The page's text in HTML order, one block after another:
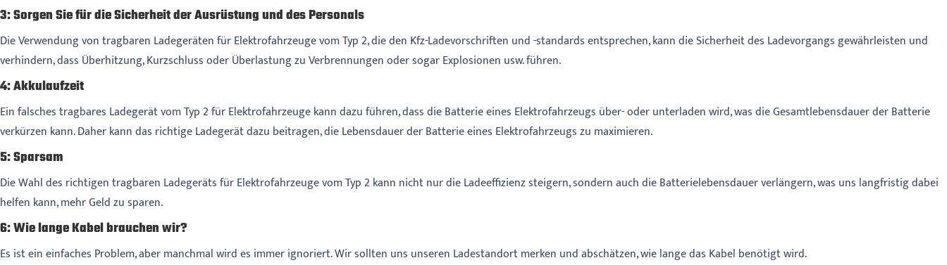
3: Sorgen Sie für die Sicherheit der Ausrüstung und des Personals
Die Verwendung von tragbaren Ladegeräten für Elektrofahrzeuge vom Typ 2, die den Kfz-Ladevorschriften und -standards entsprechen, kann die Sicherheit des Ladevorgangs gewährleisten und
verhindern, dass Überhitzung, Kurzschluss oder Überlastung zu Verbrennungen oder sogar Explosionen usw. führen.
4: Akkulaufzeit
Ein falsches tragbares Ladegerät vom Typ 2 für Elektrofahrzeuge kann dazu führen, dass die Batterie eines Elektrofahrzeugs über- oder unterladen wird, was die Gesamtlebensdauer der Batterie
verkürzen kann. Daher kann das richtige Ladegerät dazu beitragen, die Lebensdauer der Batterie eines Elektrofahrzeugs zu maximieren.
5: Sparsam
Die Wahl des richtigen tragbaren Ladegeräts für Elektrofahrzeuge vom Typ 2 kann nicht nur die Ladeeffizienz steigern, sondern auch die Batterielebensdauer verlängern, was uns langfristig dabei
helfen kann, mehr Geld zu sparen.
6: Wie lange Kabel brauchen wir?
Es ist ein einfaches Problem, aber manchmal wird es immer ignoriert. Wir sollten uns unseren Ladestandort merken und abschätzen, wie lange das Kabel benötigt wird.